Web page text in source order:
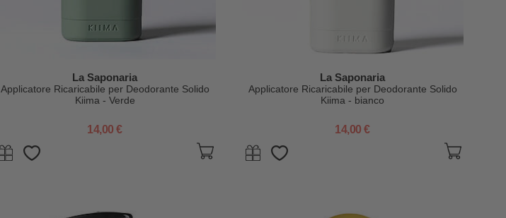
La Saponaria
Applicatore Ricaricabile per Deodorante Solido
Kiima - Verde
14,00 €
La Saponaria
Applicatore Ricaricabile per Deodorante Solido
Kiima - bianco
14,00 €